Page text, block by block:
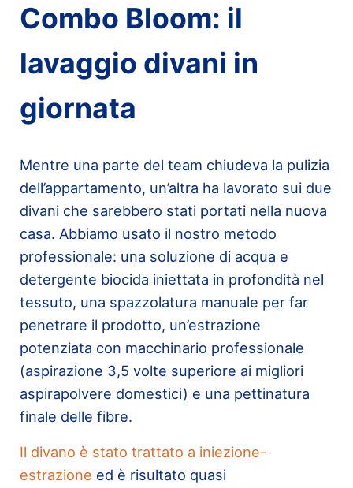
Combo Bloom: il
lavaggio divani in
giornata
Mentre una parte del team chiudeva la pulizia
dell’appartamento, un’altra ha lavorato sui due
divani che sarebbero stati portati nella nuova
casa. Abbiamo usato il nostro metodo
professionale: una soluzione di acqua e
detergente biocida iniettata in profondità nel
tessuto, una spazzolatura manuale per far
penetrare il prodotto, un’estrazione
potenziata con macchinario professionale
(aspirazione 3,5 volte superiore ai migliori
aspirapolvere domestici) e una pettinatura
finale delle fibre.
Il divano è stato trattato a iniezione-
estrazione ed è risultato quasi